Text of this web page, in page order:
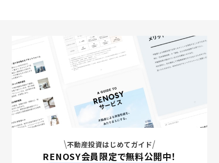
不動産投資はじめてガイド
RENOSY会員限定で無料公開中！